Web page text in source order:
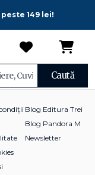
149 lei!
Caută
Blog Editura Trei
Blog Pandora M
Newsletter